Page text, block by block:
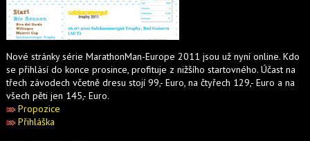
Nové stránky série MarathonMan-Europe 2011 jsou už nyní online. Kdo
se přihlásí do konce prosince, profituje z nižšího startovného. Účast na
třech závodech včetně dresu stojí 99,- Euro, na čtyřech 129,- Euro a na
všech pěti jen 145,- Euro.
Propozice
Přihláška